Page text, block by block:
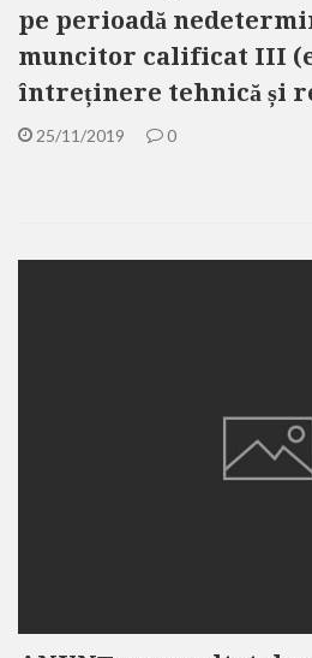
pe perioadă
muncitor calificat III
întreținere tehnică și
25/11/2019 0